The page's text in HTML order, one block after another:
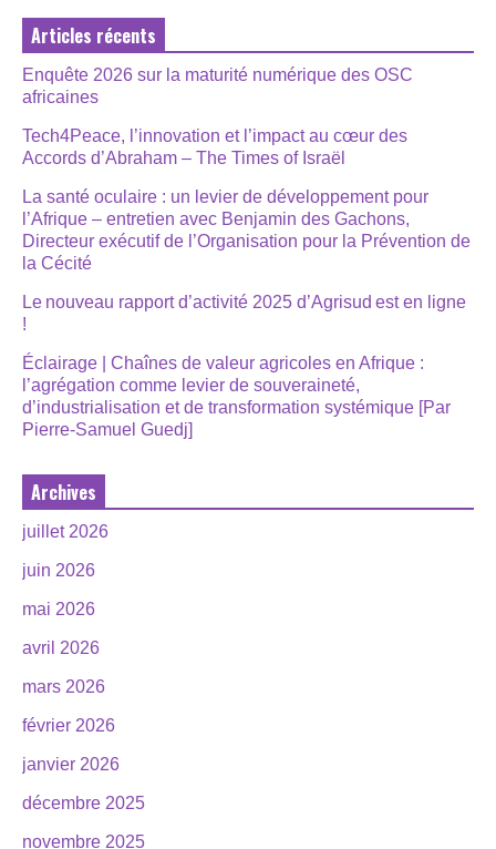
Articles récents
Enquête 2026 sur la maturité numérique des OSC
africaines
Tech4Peace, l’innovation et l’impact au cœur des
Accords d’Abraham – The Times of Israël
La santé oculaire : un levier de développement pour
l’Afrique – entretien avec Benjamin des Gachons,
Directeur exécutif de l’Organisation pour la Prévention de
la Cécité
Le nouveau rapport d’activité 2025 d’Agrisud est en ligne
!
Éclairage | Chaînes de valeur agricoles en Afrique :
l’agrégation comme levier de souveraineté,
d’industrialisation et de transformation systémique [Par
Pierre-Samuel Guedj]
Archives
juillet 2026
juin 2026
mai 2026
avril 2026
mars 2026
février 2026
janvier 2026
décembre 2025
novembre 2025